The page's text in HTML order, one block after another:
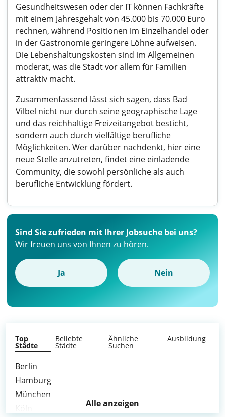
Gesundheitswesen oder der IT können Fachkräfte
mit einem Jahresgehalt von 45.000 bis 70.000 Euro
rechnen, während Positionen im Einzelhandel oder
in der Gastronomie geringere Löhne aufweisen.
Die Lebenshaltungskosten sind im Allgemeinen
moderat, was die Stadt vor allem für Familien
attraktiv macht.
Zusammenfassend lässt sich sagen, dass Bad
Vilbel nicht nur durch seine geographische Lage
und das reichhaltige Freizeitangebot besticht,
sondern auch durch vielfältige berufliche
Möglichkeiten. Wer darüber nachdenkt, hier eine
neue Stelle anzutreten, findet eine einladende
Community, die sowohl persönliche als auch
berufliche Entwicklung fördert.
Sind Sie zufrieden mit Ihrer Jobsuche bei uns?
Wir freuen uns von Ihnen zu hören.
Ja Nein
Top
Städte
Beliebte
Städte
Ähnliche
Suchen
Ausbildung
Berlin
Hamburg
München
Alle anzeigen